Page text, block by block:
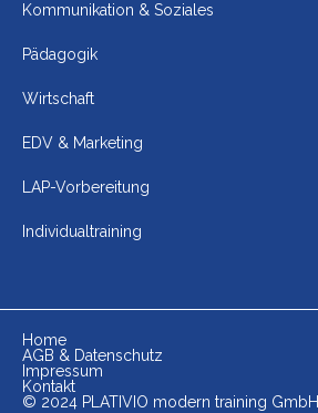
Kommunikation & Soziales
Pädagogik
Wirtschaft
EDV & Marketing
LAP-Vorbereitung
Individualtraining
Home
AGB & Datenschutz
Impressum
Kontakt
© 2024 PLATIVIO modern training GmbH